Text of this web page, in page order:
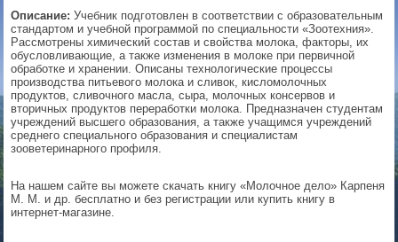
Описание: Учебник подготовлен в соответствии с образовательным
стандартом и учебной программой по специальности «Зоотехния».
Рассмотрены химический состав и свойства молока, факторы, их
обусловливающие, а также изменения в молоке при первичной
обработке и хранении. Описаны технологические процессы
производства питьевого молока и сливок, кисломолочных
продуктов, сливочного масла, сыра, молочных консервов и
вторичных продуктов переработки молока. Предназначен студентам
учреждений высшего образования, а также учащимся учреждений
среднего специального образования и специалистам
зооветеринарного профиля.
На нашем сайте вы можете скачать книгу «Молочное дело» Карпеня
М. М. и др. бесплатно и без регистрации или купить книгу в
интернет-магазине.
▼
▼